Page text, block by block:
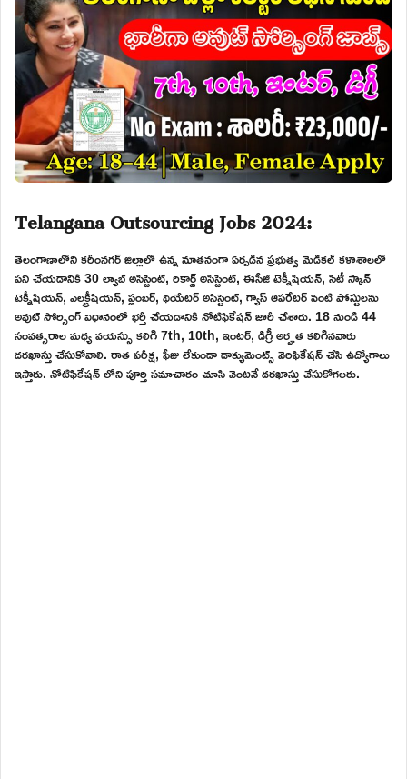
Telangana Outsourcing Jobs 2024:
తెలంగాణాలోని కరీంనగర్ జిల్లాలో ఉన్న నూతనంగా ఏర్పడిన ప్రభుత్వ మెడికల్ కళాశాలలో
పని చేయడానికి 30 ల్యాబ్ అసిస్టెంట్, రికార్డ్ అసిస్టెంట్, ఈసీజీ టెక్నీషియన్, సిటీ స్కాన్
టెక్నీషియన్, ఎలక్ట్రీషియన్, ప్లంబర్, థియేటర్ అసిస్టెంట్, గ్యాస్ ఆపరేటర్ వంటి పోస్టులను
అవుట్ సోర్సింగ్ విధానంలో భర్తీ చేయడానికి నోటిఫికేషన్ జారీ చేశారు. 18 నుండి 44
సంవత్సరాల మధ్య వయస్సు కలిగి 7th, 10th, ఇంటర్, డిగ్రీ అర్హత కలిగినవారు
దరఖాస్తు చేసుకోవాలి. రాత పరీక్ష, ఫీజు లేకుండా డాక్యుమెంట్స్ వెరిఫికేషన్ చేసి ఉద్యోగాలు
ఇస్తారు. నోటిఫికేషన్ లోని పూర్తి సమాచారం చూసి వెంటనే దరఖాస్తు చేసుకోగలరు.